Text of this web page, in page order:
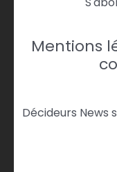
Mentions
Décideurs News